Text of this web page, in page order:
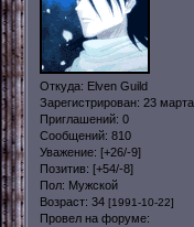
Откуда: Elven Guild
Зарегистрирован: 23
Приглашений: 0
Сообщений: 810
Уважение: [+26/-9]
Позитив: [+54/-8]
Пол: Мужской
Возраст: 34 [1991-10-22]
Провел на форуме: